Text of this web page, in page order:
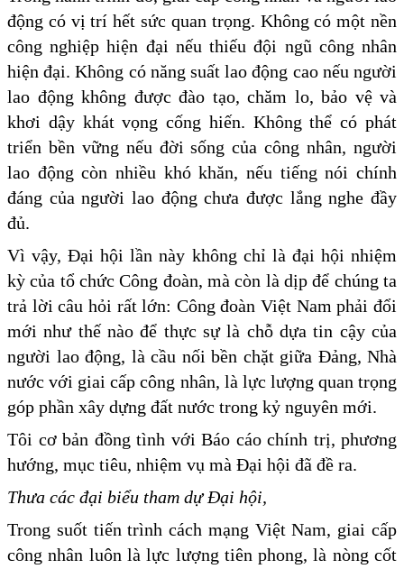
động có vị trí hết sức quan trọng. Không có một nền
công nghiệp hiện đại nếu thiếu đội ngũ công nhân
hiện đại. Không có năng suất lao động cao nếu người
lao động không được đào tạo, chăm lo, bảo vệ và
khơi dậy khát vọng cống hiến. Không thể có phát
triển bền vững nếu đời sống của công nhân, người
lao động còn nhiều khó khăn, nếu tiếng nói chính
đáng của người lao động chưa được lắng nghe đầy
đủ.
Vì vậy, Đại hội lần này không chỉ là đại hội nhiệm
kỳ của tổ chức Công đoàn, mà còn là dịp để chúng ta
trả lời câu hỏi rất lớn: Công đoàn Việt Nam phải đổi
mới như thế nào để thực sự là chỗ dựa tin cậy của
người lao động, là cầu nối bền chặt giữa Đảng, Nhà
nước với giai cấp công nhân, là lực lượng quan trọng
góp phần xây dựng đất nước trong kỷ nguyên mới.
Tôi cơ bản đồng tình với Báo cáo chính trị, phương
hướng, mục tiêu, nhiệm vụ mà Đại hội đã đề ra.
Thưa các đại biểu tham dự Đại hội,
Trong suốt tiến trình cách mạng Việt Nam, giai cấp
công nhân luôn là lực lượng tiên phong, là nòng cốt